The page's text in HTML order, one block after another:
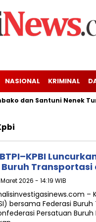
NASIONAL KRIMINAL
dan Santuni Nenek
Buruh
2026 - 14:19 WIB
–
bersama Federasi
Persatuan Buruh